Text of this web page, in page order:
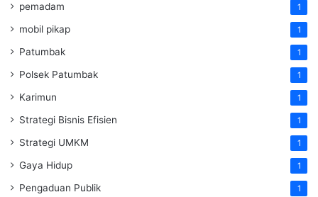
pemadam 1
mobil pikap 1
Patumbak 1
Polsek Patumbak 1
Karimun 1
Strategi Bisnis Efisien 1
Strategi UMKM 1
Gaya Hidup 1
Pengaduan Publik 1